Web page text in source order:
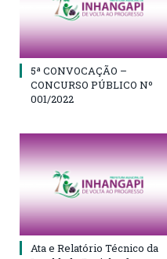
5ª CONVOCAÇÃO –
CONCURSO PÚBLICO Nº
001/2022
Ata e Relatório Técnico da